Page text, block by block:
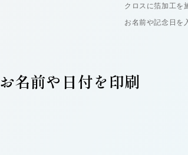
クロスに箔加工を
お名前や記念日を
お名前や日付を印刷